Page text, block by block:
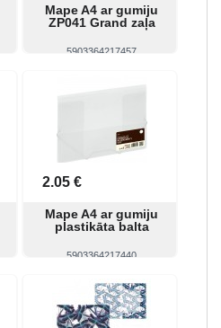
Mape A4 ar gumiju
ZP041 Grand zaļa
5903364217457
2.05 €
Mape A4 ar gumiju
plastikāta balta
5903364217440
Pirkt